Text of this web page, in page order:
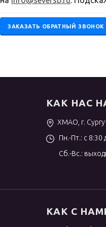
ЗАКАЗАТЬ ОБРАТНЫЙ ЗВОНОК
КАК НАС
ХМАО, г.
Пн.-Пт.: с 8:30
Сб.-Вс.:
КАК С